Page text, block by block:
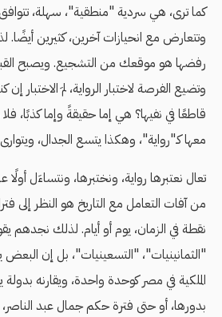
كما ترى، هي سردية "منطقية"، سهلة، تتوافق
وتتعارض مع انحيازات آخرين، كثيرين أيضًا.
رفضها هو موقعك من التشجيع. ويصبح
وتضيع الفرصة لاختبار الرواية، لمَ الاختبار
قاطعًا في نفيها؟ هي إما حقيقةً وإما كذبًا،
معها كـ"رواية"، وهكذا يتسع الجدال،
تعال نعتبرها رواية، ونختبرها، ونتساءَل
من آفات التعامل مع التاريخ هو النظر إلى
نقطة في الزمان، يوم أو أيام. لذلك نجدهم
"الثمانينيات"، "التسعينيات"، بل إن
الملكية في مصر كوحدة واحدة، ويقارنه
بدورها، أو حتى فترة حكم جمال عبد الناصر، التي